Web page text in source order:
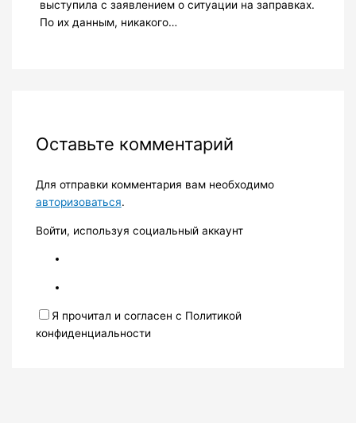
выступила с заявлением о ситуации на заправках.
По их данным, никакого…
Оставьте комментарий
Для отправки комментария вам необходимо
авторизоваться.
Войти, используя социальный аккаунт
Я прочитал и согласен с Политикой
конфиденциальности